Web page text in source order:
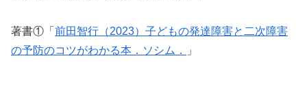
著書①「 前田智行（2023）子どもの発達障害と二次障害
の予防のコツがわかる本．ソシム．
」